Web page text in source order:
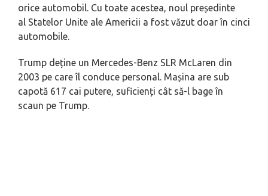
orice automobil. Cu toate acestea, noul președinte
al Statelor Unite ale Americii a fost văzut doar în cinci
automobile.
Trump deține un Mercedes-Benz SLR McLaren din
2003 pe care îl conduce personal. Mașina are sub
capotă 617 cai putere, suficienți cât să-l bage în
scaun pe Trump.